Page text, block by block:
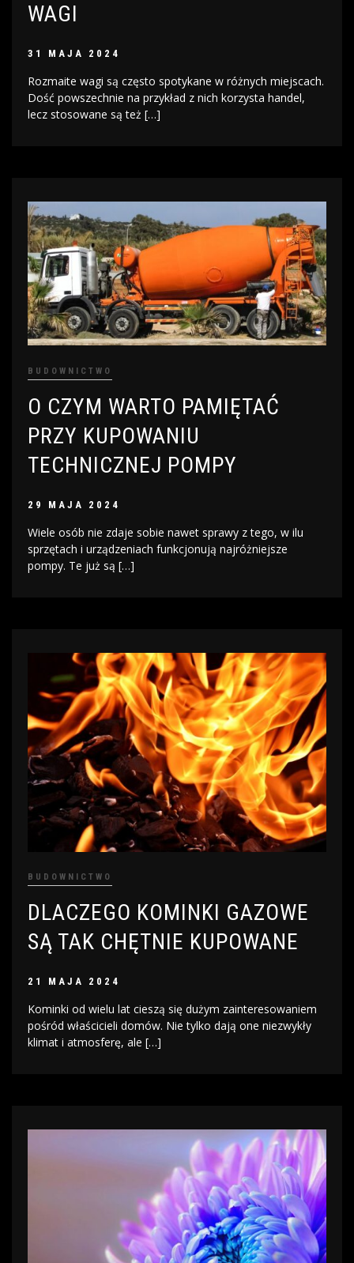
WAGI
31 MAJA 2024
Rozmaite wagi są często spotykane w różnych miejscach.
Dość powszechnie na przykład z nich korzysta handel,
lecz stosowane są też […]
BUDOWNICTWO
O CZYM WARTO PAMIĘTAĆ
PRZY KUPOWANIU
TECHNICZNEJ POMPY
29 MAJA 2024
Wiele osób nie zdaje sobie nawet sprawy z tego, w ilu
sprzętach i urządzeniach funkcjonują najróżniejsze
pompy. Te już są […]
BUDOWNICTWO
DLACZEGO KOMINKI GAZOWE
SĄ TAK CHĘTNIE KUPOWANE
21 MAJA 2024
Kominki od wielu lat cieszą się dużym zainteresowaniem
pośród właścicieli domów. Nie tylko dają one niezwykły
klimat i atmosferę, ale […]